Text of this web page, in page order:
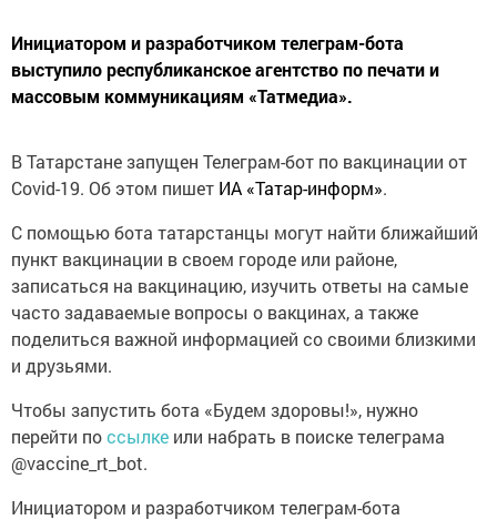
Инициатором и разработчиком телеграм-бота
выступило республиканское агентство по печати и
массовым коммуникациям «Татмедиа».
В Татарстане запущен Телеграм-бот по вакцинации от
Covid-19. Об этом пишет ИА «Татар-информ».
С помощью бота татарстанцы могут найти ближайший
пункт вакцинации в своем городе или районе,
записаться на вакцинацию, изучить ответы на самые
часто задаваемые вопросы о вакцинах, а также
поделиться важной информацией со своими близкими
и друзьями.
Чтобы запустить бота «Будем здоровы!», нужно
перейти поссылке или набрать в поиске телеграма
@vaccine_rt_bot.
Инициатором и разработчиком телеграм-бота